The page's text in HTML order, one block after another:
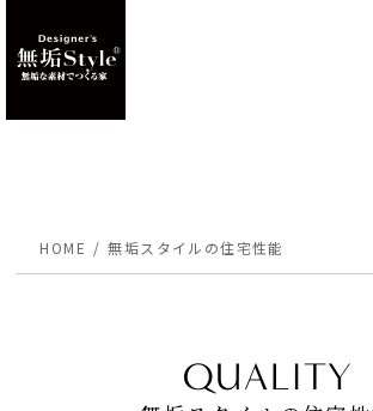
HOME 無垢スタイルの住宅性能
QUALITY